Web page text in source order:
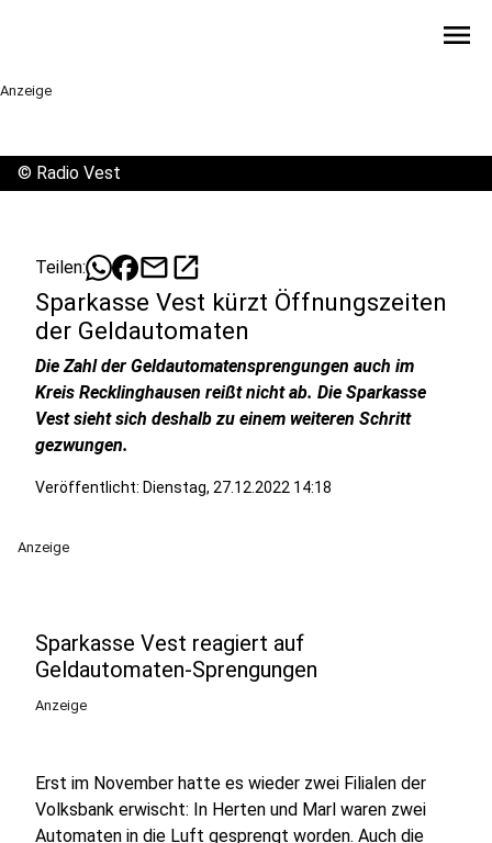
menu
Anzeige
© Radio Vest
Teilen: mailopen_in_new
Sparkasse Vest kürzt Öffnungszeiten
der Geldautomaten
Die Zahl der Geldautomatensprengungen auch im
Kreis Recklinghausen reißt nicht ab. Die Sparkasse
Vest sieht sich deshalb zu einem weiteren Schritt
gezwungen.
Veröffentlicht: Dienstag, 27.12.2022 14:18
Anzeige
Sparkasse Vest reagiert auf
Geldautomaten-Sprengungen
Anzeige
Erst im November hatte es wieder zwei Filialen der
Volksbank erwischt: In Herten und Marl waren zwei
Automaten in die Luft gesprengt worden. Auch die